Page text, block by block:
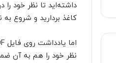
داشته‌اید تا نظر خود
کاغذ بردارید و شروع
نظر خود را هم به آن